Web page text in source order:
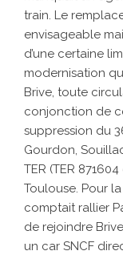
train. Le
envisageable
d’une certaine
modernisation
Brive, toute
conjonction de
suppression du
Gourdon,
TER (TER
Toulouse. Pour
comptait rallier
de rejoindre
un car SNCF